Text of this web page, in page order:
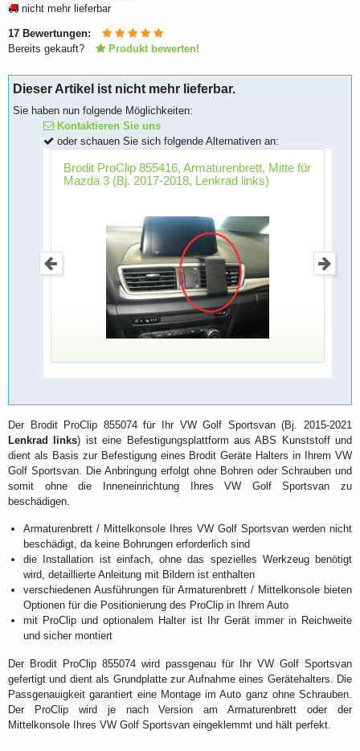
nicht mehr lieferbar
17 Bewertungen:
Bereits gekauft?
Produkt bewerten!
Dieser Artikel ist nicht mehr lieferbar.
Sie haben nun folgende Möglichkeiten:
Kontaktieren Sie uns
oder schauen Sie sich folgende Alternativen an:
Brodit ProClip 855416, Armaturenbrett, Mitte für
Mazda 3 (Bj. 2017-2018, Lenkrad links)
Der Brodit ProClip 855074 für Ihr VW Golf Sportsvan (Bj. 2015-2021
Lenkrad links) ist eine Befestigungsplattform aus ABS Kunststoff und
dient als Basis zur Befestigung eines Brodit Geräte Halters in Ihrem VW
Golf Sportsvan. Die Anbringung erfolgt ohne Bohren oder Schrauben und
somit ohne die Inneneinrichtung Ihres VW Golf Sportsvan zu
beschädigen.
Armaturenbrett / Mittelkonsole Ihres VW Golf Sportsvan werden nicht
beschädigt, da keine Bohrungen erforderlich sind
die Installation ist einfach, ohne das spezielles Werkzeug benötigt
wird, detaillierte Anleitung mit Bildern ist enthalten
verschiedenen Ausführungen für Armaturenbrett / Mittelkonsole bieten
Optionen für die Positionierung des ProClip in Ihrem Auto
mit ProClip und optionalem Halter ist Ihr Gerät immer in Reichweite
und sicher montiert
Der Brodit ProClip 855074 wird passgenau für Ihr VW Golf Sportsvan
gefertigt und dient als Grundplatte zur Aufnahme eines Gerätehalters. Die
Passgenauigkeit garantiert eine Montage im Auto ganz ohne Schrauben.
Der ProClip wird je nach Version am Armaturenbrett oder der
Mittelkonsole Ihres VW Golf Sportsvan eingeklemmt und hält perfekt.